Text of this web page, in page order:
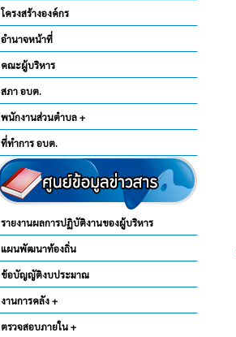
โครงสร้างองค์กร
อำนาจหน้าที่
คณะผู้บริหาร
สภา อบต.
พนักงานส่วนตำบล +
ที่ทำการ อบต.
รายงานผลการปฏิบัติงานของผู้บริหาร
แผนพัฒนาท้องถิ่น
ข้อบัญญัติงบประมาณ
งานการคลัง +
ตรวจสอบภายใน +